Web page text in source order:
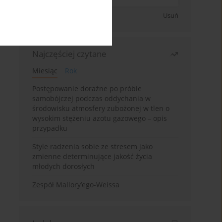
Usuń
Najczęściej czytane
Miesiąc
Rok
Postępowanie doraźne po próbie
samobójczej podczas oddychania w
środowisku atmosfery zubożonej w tlen o
wysokim stężeniu azotu gazowego – opis
przypadku
Style radzenia sobie ze stresem jako
zmienne determinujące jakość życia
młodych dorosłych
Zespół Mallory’ego-Weissa